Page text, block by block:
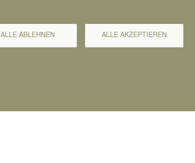
ALLE ABLEHNEN ALLE AKZEPTIEREN